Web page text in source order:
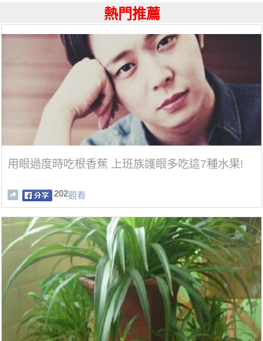
熱門推薦
用眼過度時吃根香蕉 上班族護眼多吃這7種水果!
202觀看